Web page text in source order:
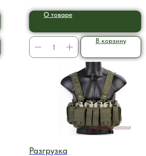
О товаре
В корзину
Разгрузка